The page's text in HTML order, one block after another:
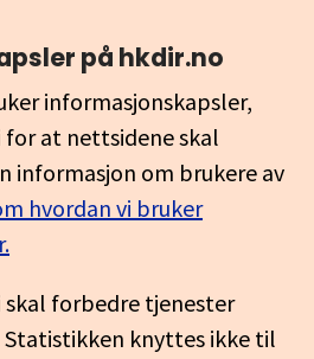
på hkdir.no
informasjonskapsler,
at nettsidene skal
informasjon om brukere av
hvordan vi bruker
skal forbedre tjenester
knyttes ikke til